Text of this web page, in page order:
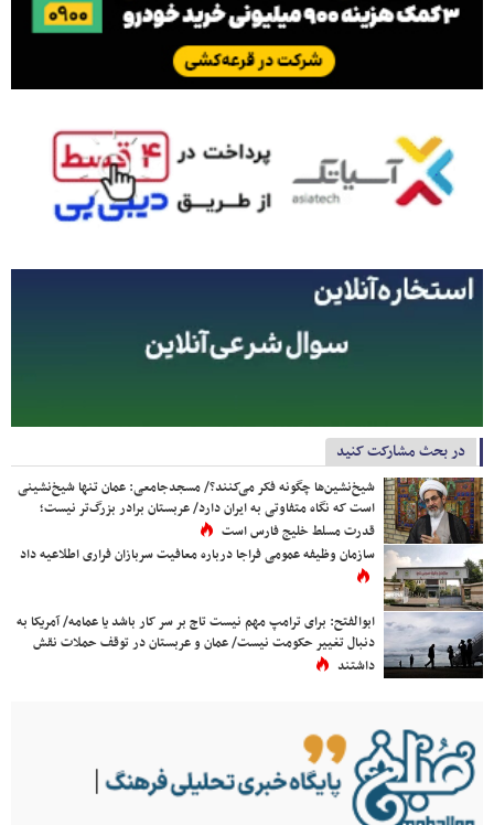
در بحث مشارکت کنید
شیخ‌نشین‌ها چگونه فکر می‌کنند؟/ مسجدجامعی: عمان تنها شیخ‌نشینی
است که نگاه متفاوتی به ایران دارد/ عربستان برادر بزرگ‌تر نیست؛
قدرت مسلط خلیج فارس است
سازمان وظیفه عمومی فراجا درباره معافیت سربازان فراری اطلاعیه داد
ابوالفتح: برای ترامپ مهم نیست تاج بر سر کار باشد یا عمامه/ آمریکا به
دنبال تغییر حکومت نیست/ عمان و عربستان در توقف حملات نقش
داشتند